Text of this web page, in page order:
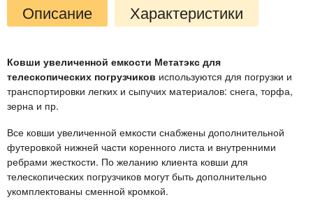
Описание Характеристики
Ковши увеличенной емкости Метатэкс для
телескопических погрузчиков используются для погрузки и
транспортировки легких и сыпучих материалов: снега, торфа,
зерна и пр.
Все ковши увеличенной емкости снабжены дополнительной
футеровкой нижней части коренного листа и внутренними
ребрами жесткости. По желанию клиента ковши для
телескопических погрузчиков могут быть дополнительно
укомплектованы сменной кромкой.